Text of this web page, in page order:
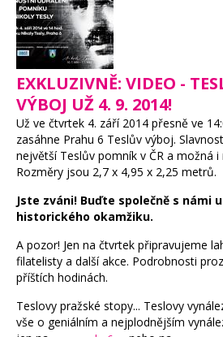
EXKLUZIVNĚ: VIDEO -
VÝBOJ UŽ 4. 9. 2014!
Už ve čtvrtek 4. září 2014 přesně ve
zasáhne Prahu 6 Teslův výboj.
největší Teslův pomník v ČR a možná i
Rozměry jsou 2,7 x 4,95 x 2,25 metrů.
Jste zváni! Buďte společně s námi u
historického okamžiku.
A pozor! Jen na čtvrtek připravujeme
filatelisty a další akce. Podrobnosti
příštích hodinách.
Teslovy pražské stopy... Teslovy
vše o geniálním a nejplodnějším